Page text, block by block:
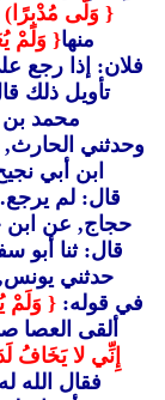
{ وَلَّى مُدْبِرًا)
منها{ وَلَمْ
فلان: إذا رجع
تأويل ذلك
محمد بن
وحدثني الحارث,
ابن أبي
قال: لم
حجاج, عن ابن
قال: ثنا أبو
حدثني
في قوله: { وَلَمْ
ألقى العصا
إِنِّي لا يَخَافُ
فقال الله